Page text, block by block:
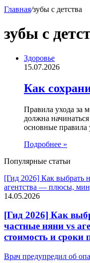
Главная/зубы с детства
зубы с
Здоровье
15.07.2026
Как
Правила ухода за
должна
основные
Подробнее »
Популярные статьи
[Гид 2026] Как выбрать
агентства — плюсы,
14.05.2026
[Гид 2026] Как
частные няни vs
стоимость и сроки
Врач предупредил об